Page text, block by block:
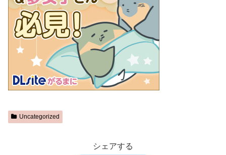
Uncategorized
シェアする